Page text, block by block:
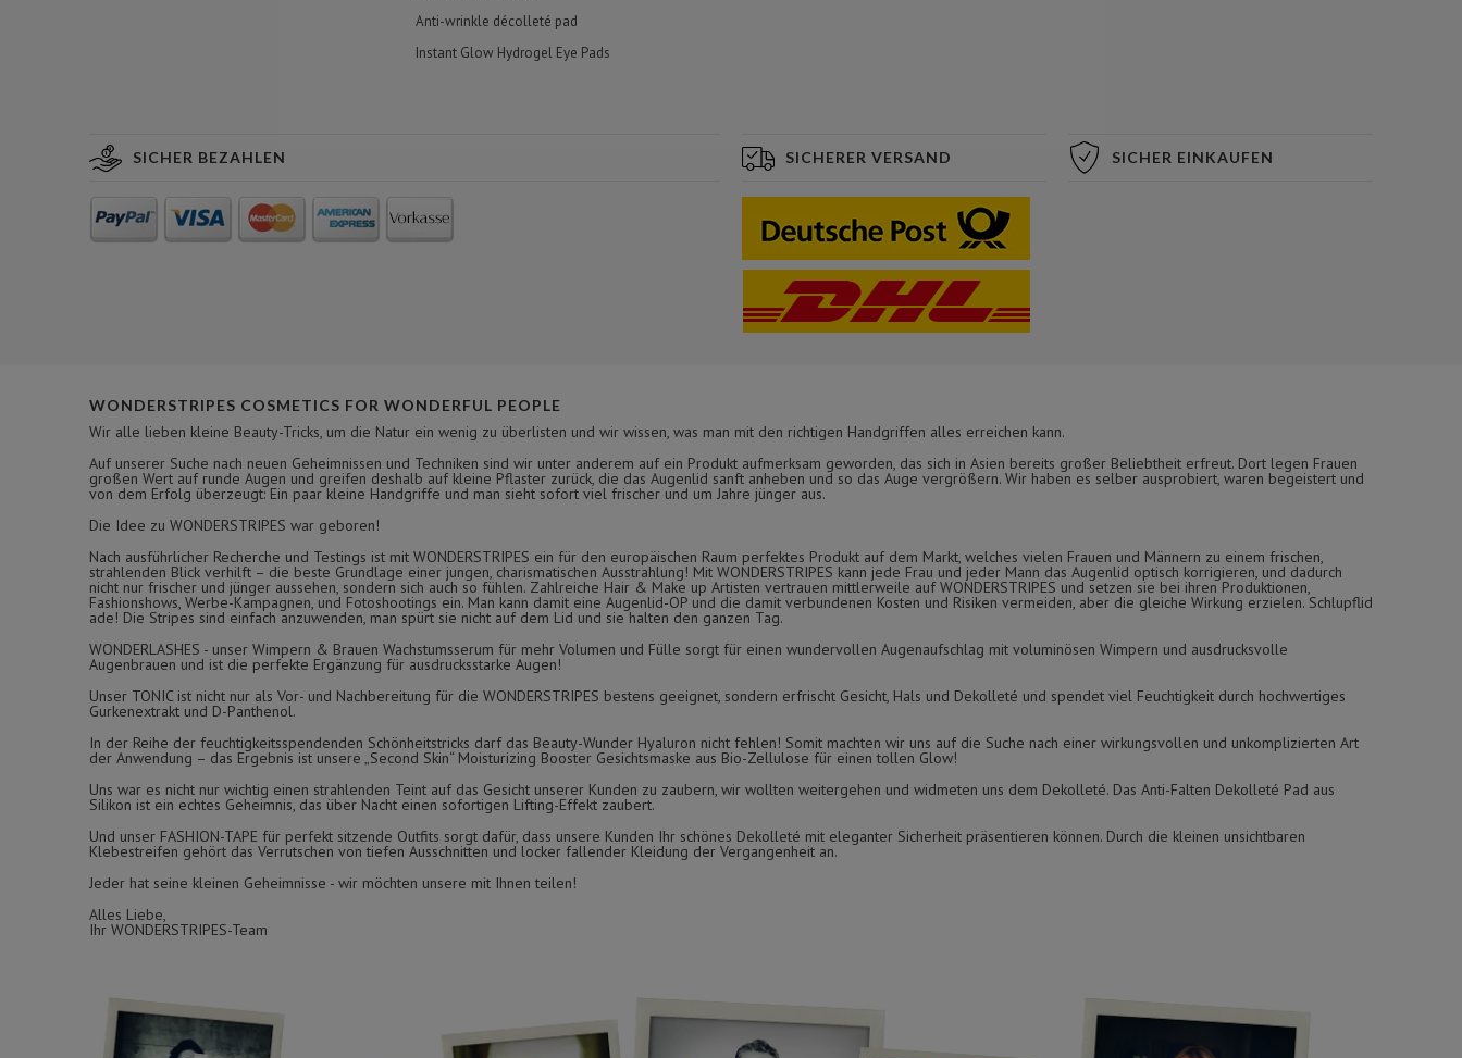
Anti-wrinkle décolleté pad
Instant Glow Hydrogel Eye Pads
SICHER BEZAHLEN SICHERER VERSAND SICHER EINKAUFEN
WONDERSTRIPES COSMETICS FOR WONDERFUL PEOPLE
Wir alle lieben kleine Beauty-Tricks, um die Natur ein wenig zu überlisten und wir wissen, was man mit den richtigen Handgriffen alles erreichen kann.
Auf unserer Suche nach neuen Geheimnissen und Techniken sind wir unter anderem auf ein Produkt aufmerksam geworden, das sich in Asien bereits großer Beliebtheit erfreut. Dort legen Frauen
großen Wert auf runde Augen und greifen deshalb auf kleine Pflaster zurück, die das Augenlid sanft anheben und so das Auge vergrößern. Wir haben es selber ausprobiert, waren begeistert und
von dem Erfolg überzeugt: Ein paar kleine Handgriffe und man sieht sofort viel frischer und um Jahre jünger aus.
Die Idee zu WONDERSTRIPES war geboren!
Nach ausführlicher Recherche und Testings ist mit WONDERSTRIPES ein für den europäischen Raum perfektes Produkt auf dem Markt, welches vielen Frauen und Männern zu einem frischen,
strahlenden Blick verhilft – die beste Grundlage einer jungen, charismatischen Ausstrahlung! Mit WONDERSTRIPES kann jede Frau und jeder Mann das Augenlid optisch korrigieren, und dadurch
nicht nur frischer und jünger aussehen, sondern sich auch so fühlen. Zahlreiche Hair & Make up Artisten vertrauen mittlerweile auf WONDERSTRIPES und setzen sie bei ihren Produktionen,
Fashionshows, Werbe-Kampagnen, und Fotoshootings ein. Man kann damit eine Augenlid-OP und die damit verbundenen Kosten und Risiken vermeiden, aber die gleiche Wirkung erzielen. Schlupflid
ade! Die Stripes sind einfach anzuwenden, man spürt sie nicht auf dem Lid und sie halten den ganzen Tag.
WONDERLASHES - unser Wimpern & Brauen Wachstumsserum für mehr Volumen und Fülle sorgt für einen wundervollen Augenaufschlag mit voluminösen Wimpern und ausdrucksvolle
Augenbrauen und ist die perfekte Ergänzung für ausdrucksstarke Augen!
Unser TONIC ist nicht nur als Vor- und Nachbereitung für die WONDERSTRIPES bestens geeignet, sondern erfrischt Gesicht, Hals und Dekolleté und spendet viel Feuchtigkeit durch hochwertiges
Gurkenextrakt und D-Panthenol.
In der Reihe der feuchtigkeitsspendenden Schönheitstricks darf das Beauty-Wunder Hyaluron nicht fehlen! Somit machten wir uns auf die Suche nach einer wirkungsvollen und unkomplizierten Art
der Anwendung – das Ergebnis ist unsere „Second Skin“ Moisturizing Booster Gesichtsmaske aus Bio-Zellulose für einen tollen Glow!
Uns war es nicht nur wichtig einen strahlenden Teint auf das Gesicht unserer Kunden zu zaubern, wir wollten weitergehen und widmeten uns dem Dekolleté. Das Anti-Falten Dekolleté Pad aus
Silikon ist ein echtes Geheimnis, das über Nacht einen sofortigen Lifting-Effekt zaubert.
Und unser FASHION-TAPE für perfekt sitzende Outfits sorgt dafür, dass unsere Kunden Ihr schönes Dekolleté mit eleganter Sicherheit präsentieren können. Durch die kleinen unsichtbaren
Klebestreifen gehört das Verrutschen von tiefen Ausschnitten und locker fallender Kleidung der Vergangenheit an.
Jeder hat seine kleinen Geheimnisse - wir möchten unsere mit Ihnen teilen!
Alles Liebe,
Ihr WONDERSTRIPES-Team